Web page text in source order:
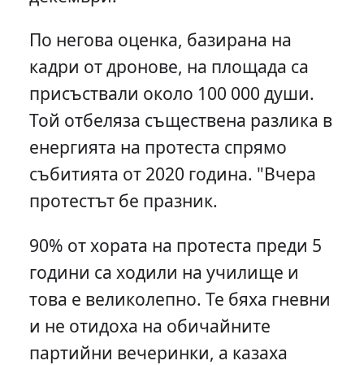
По негова оценка, базирана на
кадри от дронове, на площада са
присъствали около 100 000 души.
Той отбеляза съществена разлика в
енергията на протеста спрямо
събитията от 2020 година. "Вчера
протестът бе празник.
90% от хората на протеста преди 5
години са ходили на училище и
това е великолепно. Те бяха гневни
и не отидоха на обичайните
партийни вечеринки, а казаха